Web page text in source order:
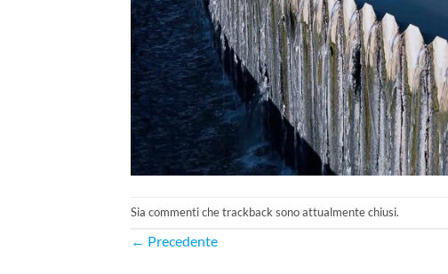
Sia commenti che trackback sono attualmente chiusi.
← Precedente